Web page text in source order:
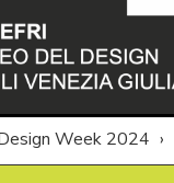
Week 2024 ›